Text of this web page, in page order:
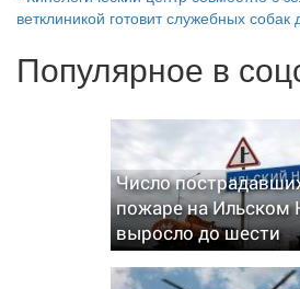
ветклиникой готовит служебных
Популярное в
Число
пожаре на Ильском
выросло до шести